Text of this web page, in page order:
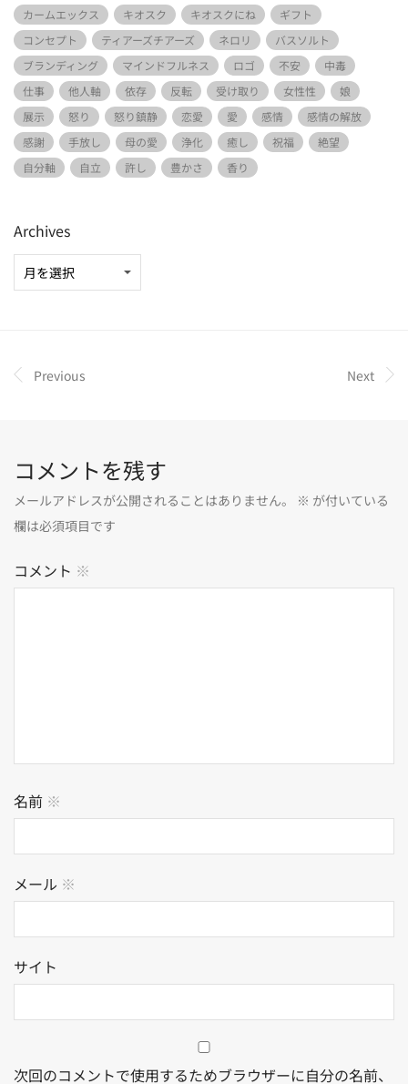
カームエックス
キオスク キオスクにね
ギフト
コンセプト
ティアーズチアーズ ネロリ
バスソルト
ブランディング
マインドフルネス ロゴ 不安
中毒
仕事
他人軸 依存 反転 受け取り 女性性
娘
展示
怒り 怒り鎮静 恋愛 愛 感情
感情の解放
感謝
手放し 母の愛 浄化 癒し 祝福
絶望
自分軸
自立 許し 豊かさ 香り
Archives
Previous Next
コメントを残す
メールアドレスが公開されることはありません。 ※ が付いている
欄は必須項目です
コメント ※
名前 ※
メール ※
サイト
次回のコメントで使用するためブラウザーに自分の名前、